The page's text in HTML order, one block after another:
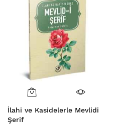
İlahi ve Kasidelerle Mevlidi
Şerif